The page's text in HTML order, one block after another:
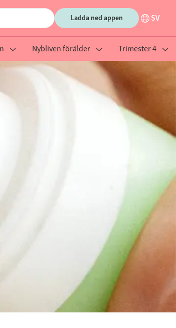
Ladda ned appen SV
Nybliven förälder Trimester 4